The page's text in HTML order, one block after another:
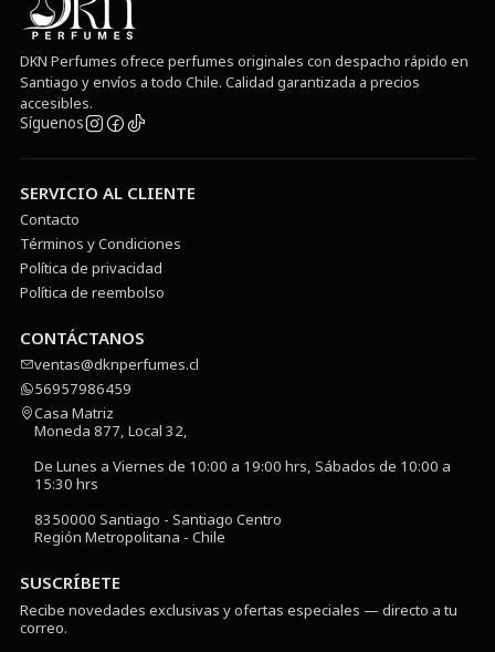
DKN Perfumes ofrece perfumes originales con despacho rápido en
Santiago y envíos a todo Chile. Calidad garantizada a precios
accesibles.
Síguenos
SERVICIO AL CLIENTE
Contacto
Términos y Condiciones
Política de privacidad
Política de reembolso
CONTÁCTANOS
ventas@dknperfumes.cl
56957986459
Casa Matriz
Moneda 877, Local 32,
De Lunes a Viernes de 10:00 a 19:00 hrs, Sábados de 10:00 a
15:30 hrs
8350000 Santiago - Santiago Centro
Región Metropolitana - Chile
SUSCRÍBETE
Recibe novedades exclusivas y ofertas especiales — directo a tu
correo.